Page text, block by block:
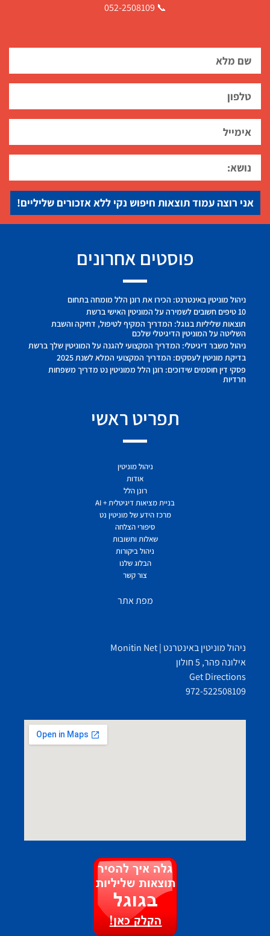
📞 052-2508109
אני רוצה עמוד תוצאות חיפוש נקי ללא אזכורים שליליים!
פוסטים אחרונים
ניהול מוניטין באינטרנט: הכירו את רונן הלל מומחה בתחום
10 טיפים חשובים לשמירה על המוניטין האישי ברשת
תוצאות שליליות בגוגל: המדריך המקיף לטיפול, דחיקה והשבת
השליטה על המוניטין הדיגיטלי שלכם
ניהול משבר דיגיטלי: המדריך המקצועי להגנה על המוניטין שלך ברשת
בדיקת מוניטין לעסקים: המדריך המקצועי המלא לשנת 2025
פסקי דין חוסמים שידוכים: רונן הלל ממוניטין נט מדריך משפחות
חרדיות
תפריט ראשי
ניהול מוניטין
אודות
רונן הלל
בניית מציאות דיגיטלית + AI
מרכז הידע של מוניטין נט
סיפורי הצלחה
שאלות ותשובות
ניהול ביקורות
הבלוג שלנו
צור קשר
מפת אתר
ניהול מוניטין באינטרנט | Monitin Net
אילונה פהר, 5 חולון
Get Directions
972-522508109